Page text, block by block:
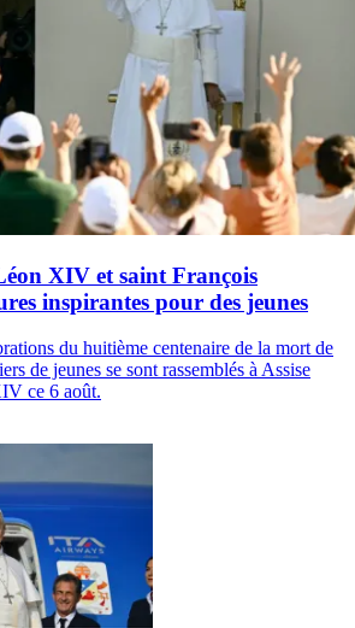
XIV et saint François
inspirantes pour des jeunes
du huitième centenaire de la mort de
de jeunes se sont rassemblés à Assise
ce 6 août.